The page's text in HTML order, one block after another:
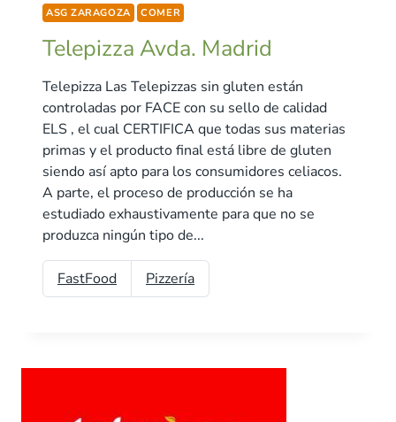
ASG ZARAGOZA COMER
Telepizza Avda. Madrid
Telepizza Las Telepizzas sin gluten están
controladas por FACE con su sello de calidad
ELS , el cual CERTIFICA que todas sus materias
primas y el producto final está libre de gluten
siendo así apto para los consumidores celiacos.
A parte, el proceso de producción se ha
estudiado exhaustivamente para que no se
produzca ningún tipo de...
FastFood Pizzería